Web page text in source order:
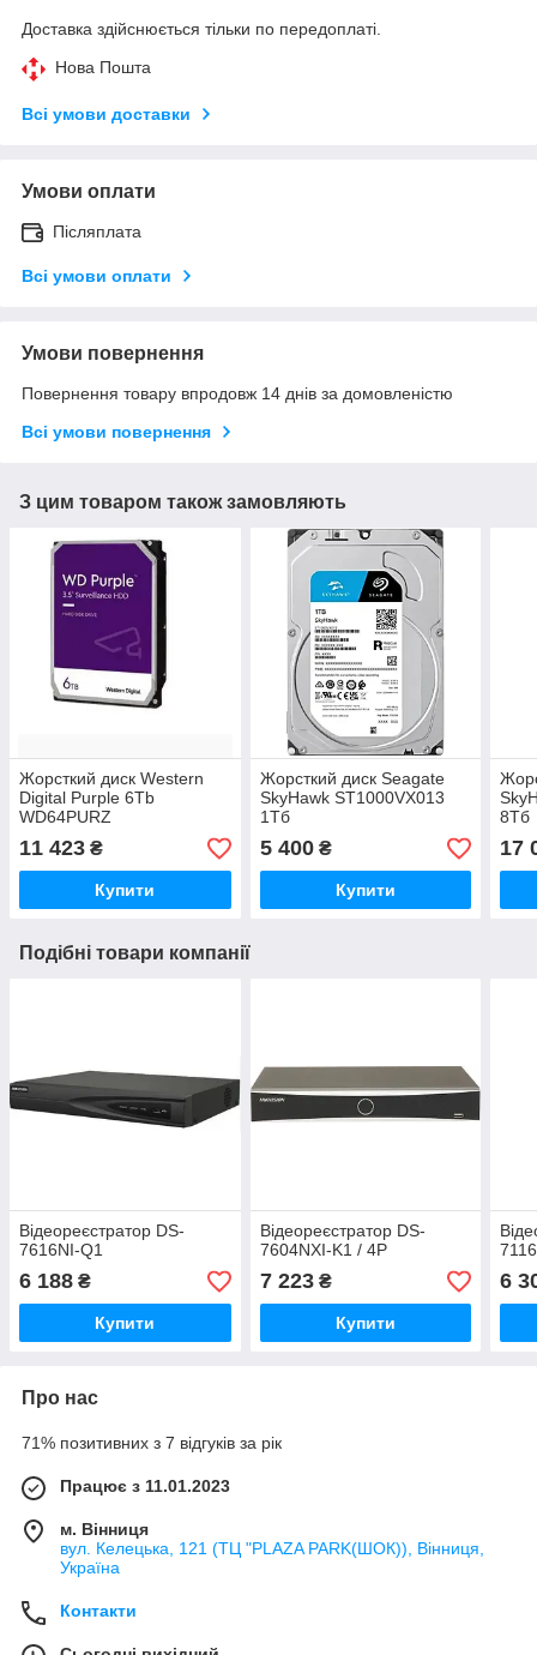
Доставка здійснюється тільки по передоплаті.
Нова Пошта
Всі умови доставки
Умови оплати
Післяплата
Всі умови оплати
Умови повернення
Повернення товару впродовж 14 днів за домовленістю
Всі умови повернення
З цим товаром також замовляють
Жорсткий диск Western
Digital Purple 6Tb
WD64PURZ
11 423 ₴
Купити
Жорсткий диск Seagate
SkyHawk ST1000VX013
1Тб
5 400₴
Купити
8Тб
17
Подібні товари компанії
Відеореєстратор DS-
7616NI-Q1
6 188 ₴
Купити
Відеореєстратор DS-
7604NXI-K1 / 4Р
7 223₴
Купити
6
Про нас
71% позитивних з 7 відгуків за рік
Працює з 11.01.2023
м. Вінниця
вул. Келецька, 121 (ТЦ "PLAZA PARK(ШОК)), Вінниця,
Україна
Контакти